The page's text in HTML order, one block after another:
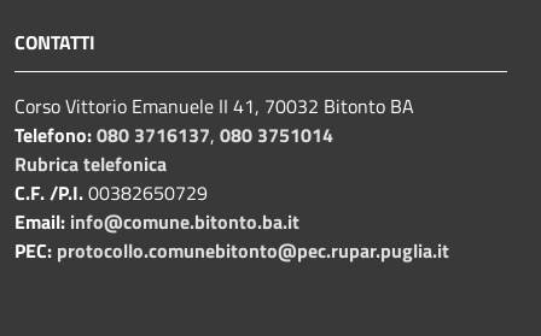
CONTATTI
Corso Vittorio Emanuele II 41, 70032 Bitonto BA
Telefono:080 3716137, 080 3751014
Rubrica telefonica
C.F. /P.I.00382650729
Email: info@comune.bitonto.ba.it
PEC: protocollo.comunebitonto@pec.rupar.puglia.it